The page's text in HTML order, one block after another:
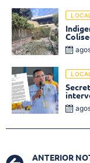
de
ANTERIOR